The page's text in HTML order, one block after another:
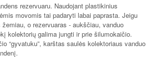
rezervuaru. Naudojant plastikinius
movomis tai padaryti labai paprasta. Jeigu
o rezervuaras - aukščiau, vanduo
kolektorių galima jungti ir prie šilumokaičio.
“gyvatuku”, karštas saulės kolektoriaus vanduo